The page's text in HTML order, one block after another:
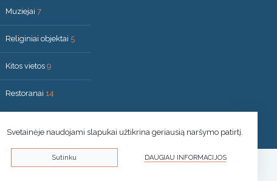
Muziejai 7
Religiniai objektai 5
Kitos vietos 9
Restoranai 14
© 2026 Druskininkai
Svetainėje naudojami slapukai užtikrina geriausią naršymo patirtį.
Sutinku DAUGIAU INFORMACIJOS